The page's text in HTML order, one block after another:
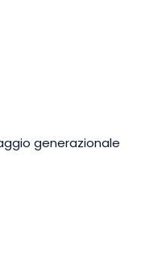
generazionale